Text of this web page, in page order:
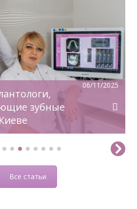
06/11/2025
зубные
о волшебном платье,
Позаботьтесь о вашей
придаст вашему образу
комфорта и уверенности!
Все статьи